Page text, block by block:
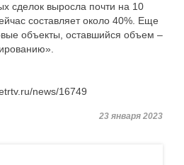
сделок выросла почти на 10
составляет около 40%. Еще
объекты, оставшийся объем –
news/16749
23 января 2023